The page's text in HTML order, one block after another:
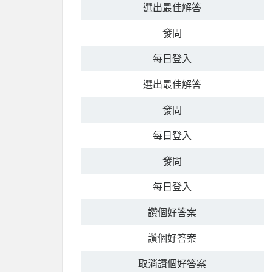
選出最佳解答
發問
每日登入
選出最佳解答
發問
每日登入
發問
每日登入
讚個好答案
讚個好答案
取消讚個好答案